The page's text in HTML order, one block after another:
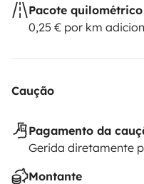
Pacote
0,25 € por km
Caução
Pagamento da
Gerida diretamente
Montante